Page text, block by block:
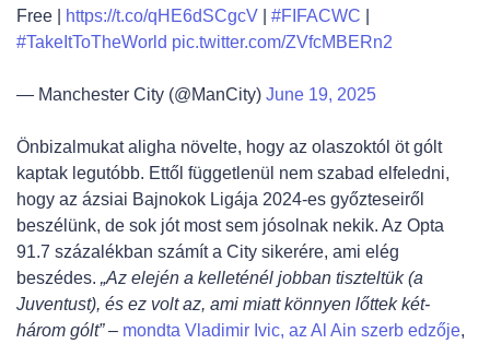
Free |
https://t.co/qHE6dSCgcV #FIFACWC
#TakeItToTheWorld pic.twitter.com/ZVfcMBERn2
— Manchester City (@ManCity) June 19, 2025
Önbizalmukat aligha növelte, hogy az olaszoktól öt gólt
kaptak legutóbb. Ettől függetlenül nem szabad elfeledni,
hogy az ázsiai Bajnokok Ligája 2024-es győzteseiről
beszélünk, de sok jót most sem jósolnak nekik. Az Opta
91.7 százalékban számít a City sikerére, ami elég
beszédes. „Az elején a kelleténél jobban tiszteltük (a
Juventust), és ez volt az, ami miatt könnyen lőttek két-
három gólt”– mondta Vladimir Ivic, az Al Ain szerb edzője,